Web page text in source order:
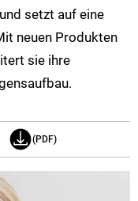
setzt auf eine
neuen Produkten
sie ihre
(PDF)